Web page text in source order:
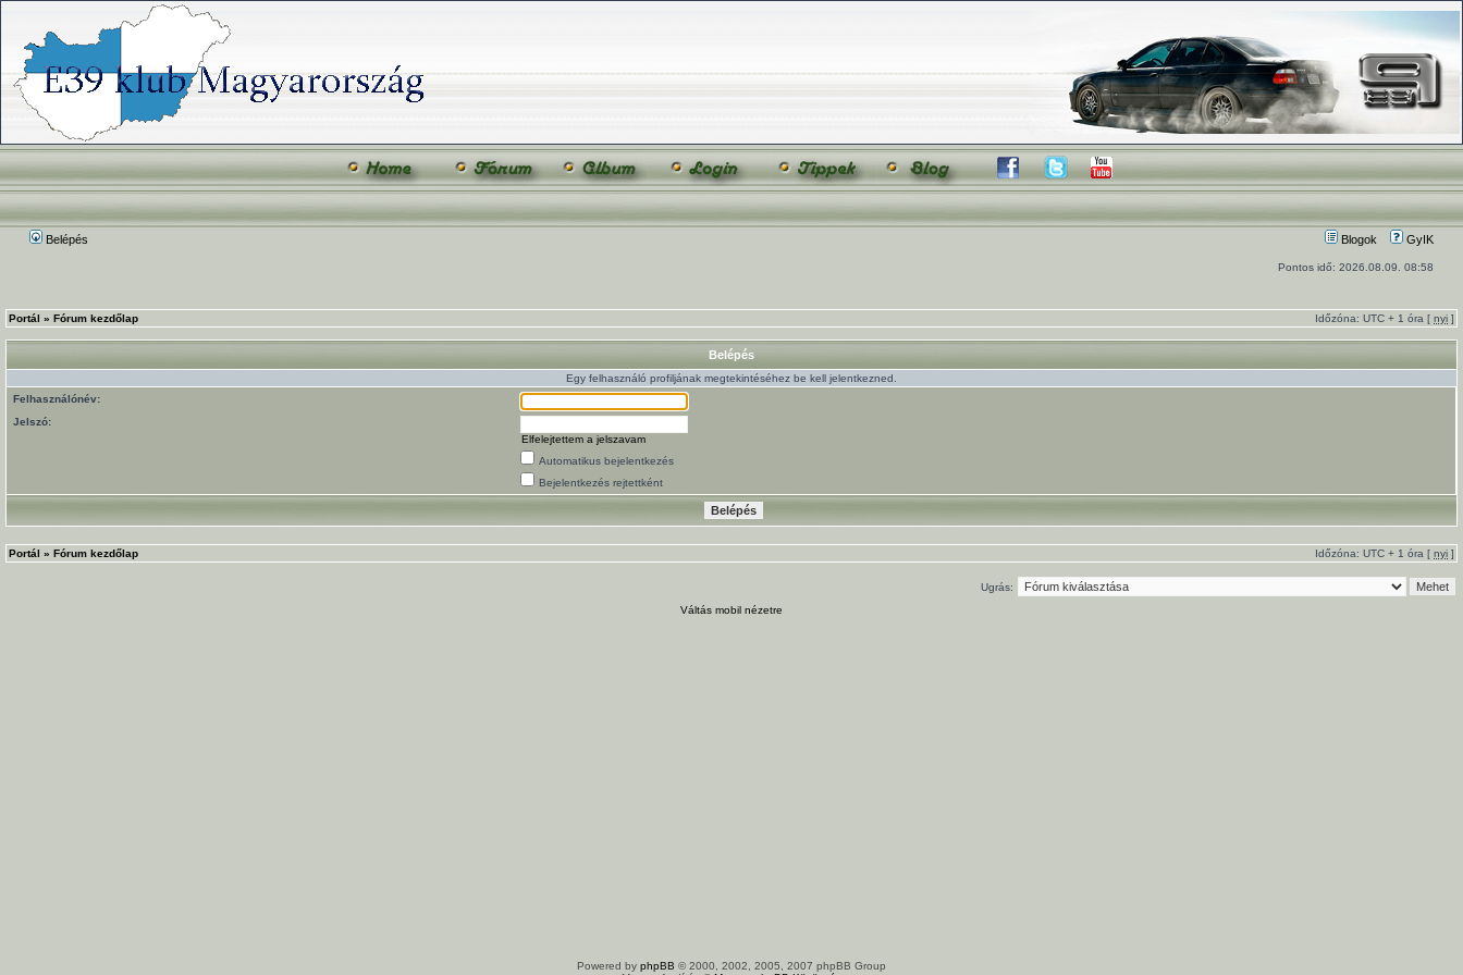
Belépés Blogok GyIK
Pontos idő: 2026.08.09. 08:58
Portál » Fórum kezdőlap Időzóna: UTC + 1 óra [ nyi ]
Belépés
Egy felhasználó profiljának megtekintéséhez be kell jelentkezned.
Felhasználónév:
Jelszó:
Elfelejtettem a jelszavam
Automatikus bejelentkezés
Bejelentkezés rejtettként
Portál » Fórum kezdőlap Időzóna: UTC + 1 óra [ nyi ]
Ugrás:
Váltás mobil nézetre
Powered by phpBB © 2000, 2002, 2005, 2007 phpBB Group